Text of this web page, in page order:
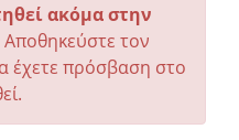
ακόμα στην
Αποθηκεύστε τον
έχετε πρόσβαση στο